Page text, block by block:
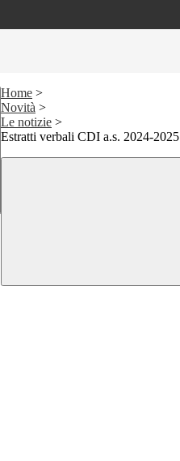
Home >
Novità >
Le notizie >
Estratti verbali CDI a.s. 2024-2025